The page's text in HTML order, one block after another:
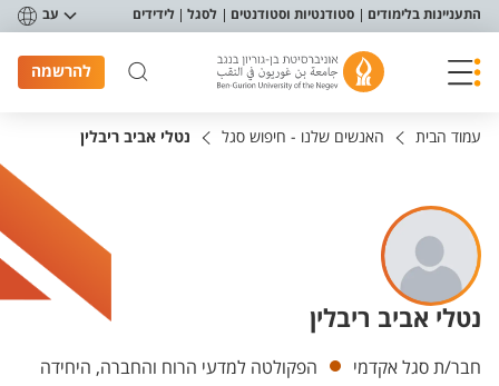
תפריט נגישות
התעניינות בלימודים סטודנטיות וסטודנטים לסגל לידידים עב
להרשמה
עמוד הבית האנשים שלנו - חיפוש סגל נטלי אביב ריבלין
נטלי אביב ריבלין
יחידות
חבר/ת סגל אקדמי
הפקולטה למדעי הרוח והחברה, היחידה